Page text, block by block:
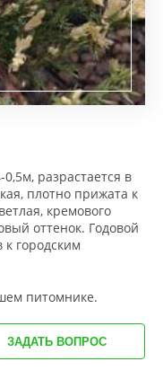
разрастается в
плотно прижата к
кремового
оттенок. Годовой
городским
питомнике.
ЗАДАТЬ ВОПРОС